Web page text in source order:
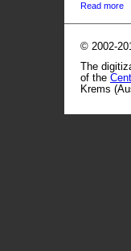
Read more
© 2002-
The
of the
Krems